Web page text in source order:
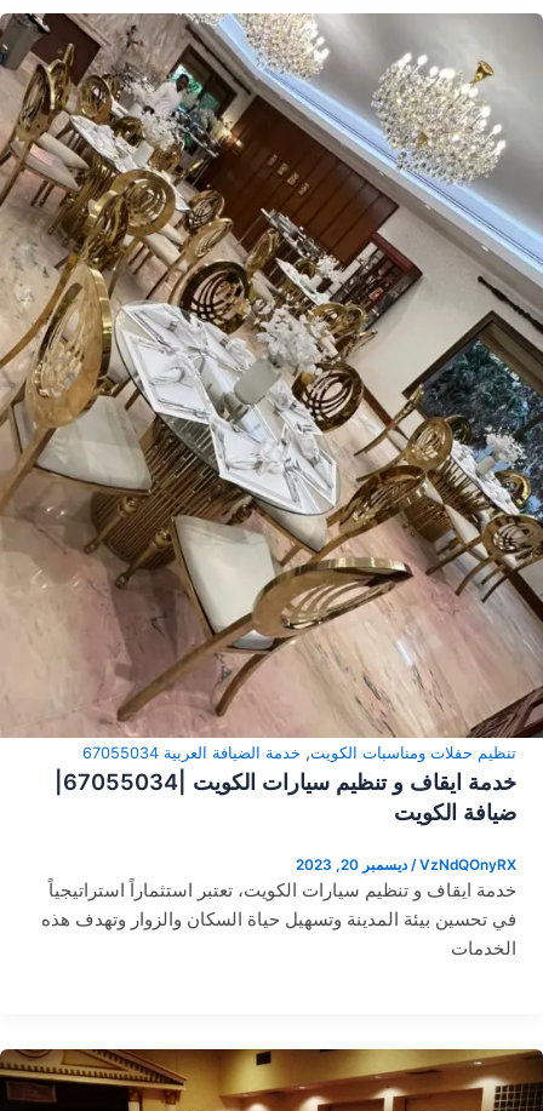
تنظيم حفلات ومناسبات الكويت, خدمة الضيافة العربية 67055034
ضيافة الكويت
VzNdQOnyRX
/ ديسمبر 20, 2023
خدمة ايقاف و تنظيم سيارات الكويت، تعتبر استثماراً استراتيجياً
في تحسين بيئة المدينة وتسهيل حياة السكان والزوار وتهدف هذه
الخدمات